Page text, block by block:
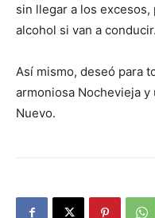
sin llegar a los
alcohol si van a conducir.
Así mismo, deseó para
armoniosa Nochevieja
Nuevo.